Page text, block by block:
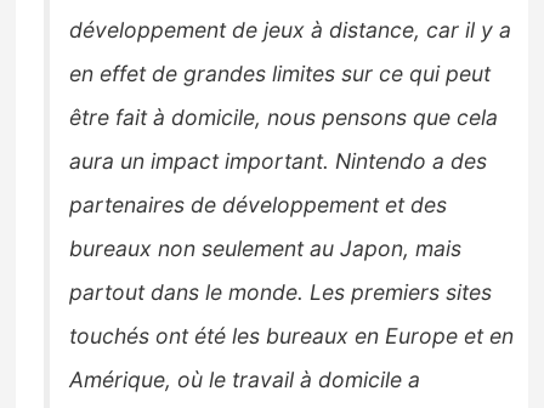
développement de jeux à distance, car il y a
en effet de grandes limites sur ce qui peut
être fait à domicile, nous pensons que cela
aura un impact important. Nintendo a des
partenaires de développement et des
bureaux non seulement au Japon, mais
partout dans le monde. Les premiers sites
touchés ont été les bureaux en Europe et en
Amérique, où le travail à domicile a